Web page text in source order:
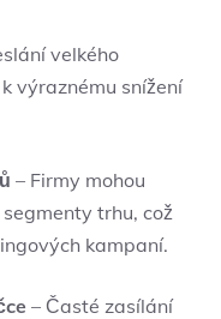
velkého
výraznému snížení
– Firmy mohou
trhu, což
kampaní.
– Časté zasílání